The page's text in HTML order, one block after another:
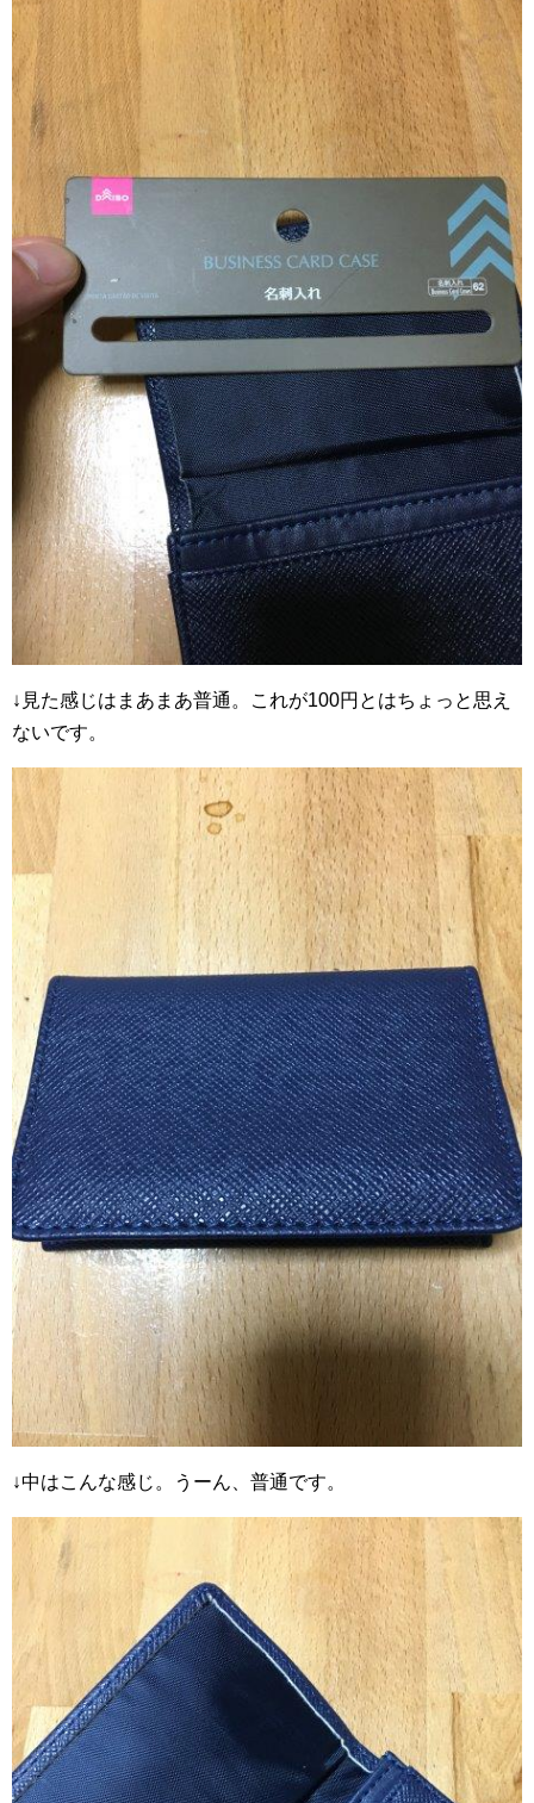
↓見た感じはまあまあ普通。これが100円とはちょっと思え
ないです。
↓中はこんな感じ。うーん、普通です。